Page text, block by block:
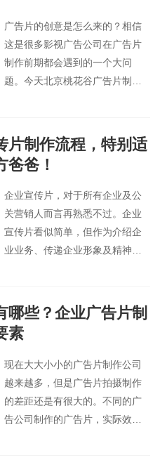
广告片的创意是怎么来的？相信
这是很多影视广告公司在广告片
制作前期都会遇到的一个大问
题。今天北京桃花谷广告片制作
帮助您更好的对广告创意进行探
索。
片制作流程，特别适
爸！
企业宣传片，对于所有企业及公
关营销人而言再熟悉不过。企业
宣传片看似简单，但作为介绍企
业业务、传递企业形象及精神
人眼球并没有那么容易。
哪些？企业广告片制
素
现在大大小小的广告片制作公司
越来越多，但是广告片拍摄制作
的差距还是有很大的。不同的广
告公司制作的广告片，实际效果